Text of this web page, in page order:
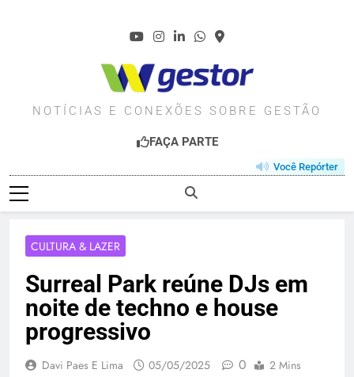
WGESTOR.COM.BR
NOTÍCIAS E CONEXÕES SOBRE GESTÃO
FAÇA PARTE
Você Repórter
CULTURA & LAZER
Surreal Park reúne DJs em
noite de techno e house
progressivo
Davi Paes E Lima 05/05/2025 0 2 Mins